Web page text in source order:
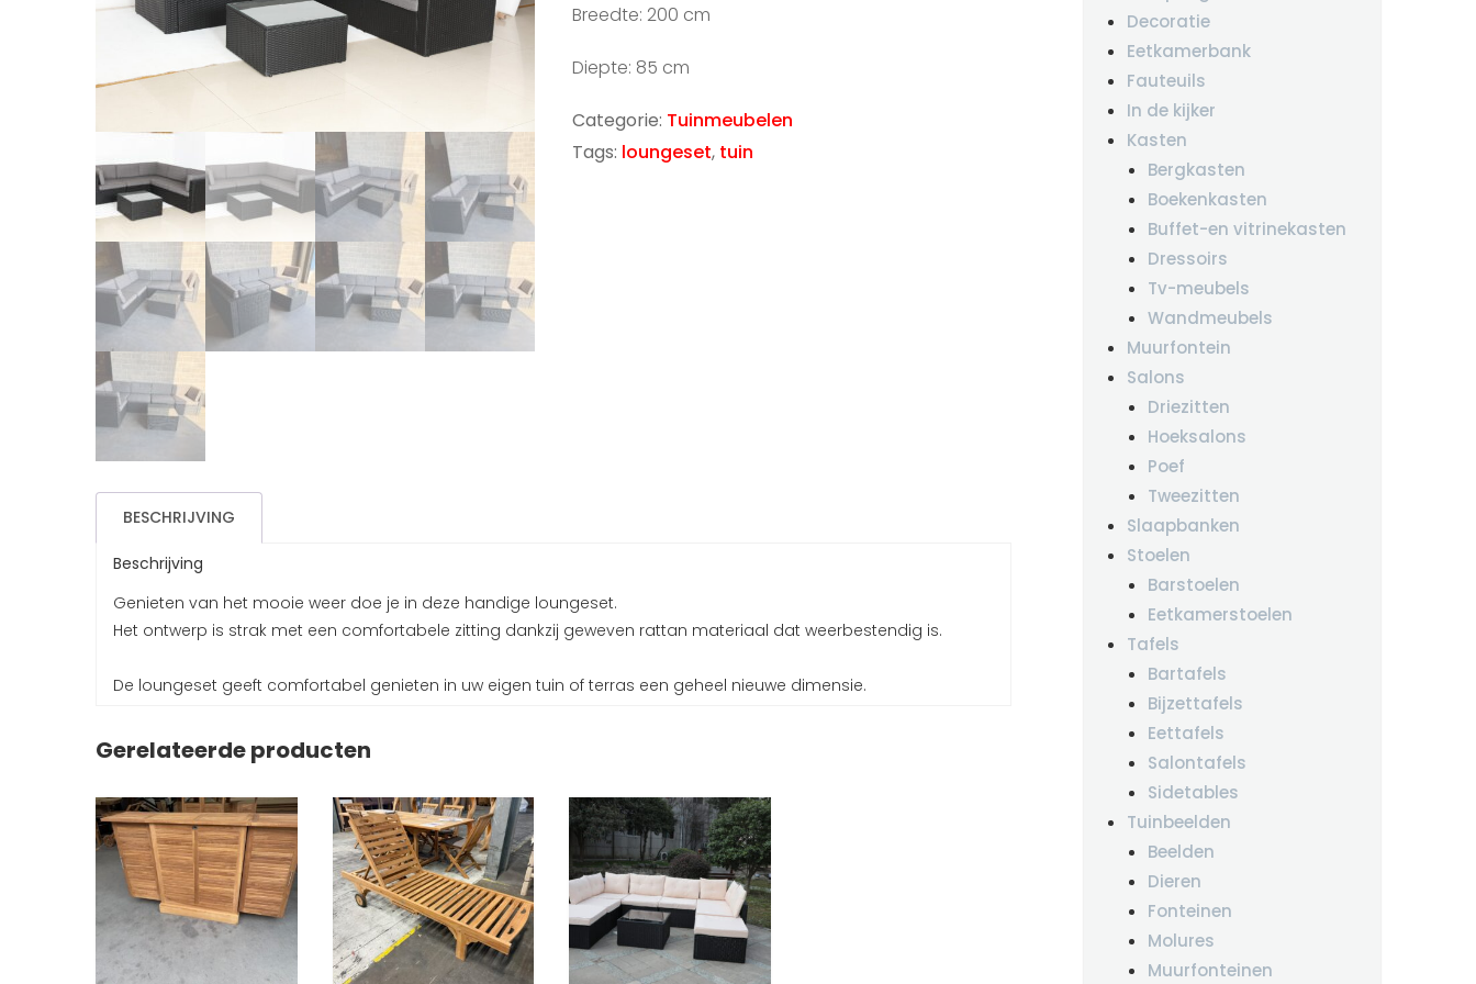
Breedte: 200 cm
Diepte: 85 cm
Categorie: Tuinmeubelen
Tags: loungeset, tuin
BESCHRIJVING
Beschrijving
Genieten van het mooie weer doe je in deze handige loungeset.
Het ontwerp is strak met een comfortabele zitting dankzij geweven rattan materiaal dat weerbestendig is.
De loungeset geeft comfortabel genieten in uw eigen tuin of terras een geheel nieuwe dimensie.
Gerelateerde producten
Decoratie
Eetkamerbank
Fauteuils
In de kijker
Kasten
Bergkasten
Boekenkasten
Buffet-en vitrinekasten
Dressoirs
Tv-meubels
Wandmeubels
Muurfontein
Salons
Driezitten
Hoeksalons
Poef
Tweezitten
Slaapbanken
Stoelen
Barstoelen
Eetkamerstoelen
Tafels
Bartafels
Bijzettafels
Eettafels
Salontafels
Sidetables
Tuinbeelden
Beelden
Dieren
Fonteinen
Molures
Muurfonteinen